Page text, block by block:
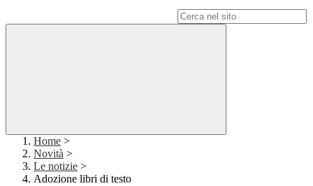
Home >
Novità >
Le notizie >
Adozione libri di testo